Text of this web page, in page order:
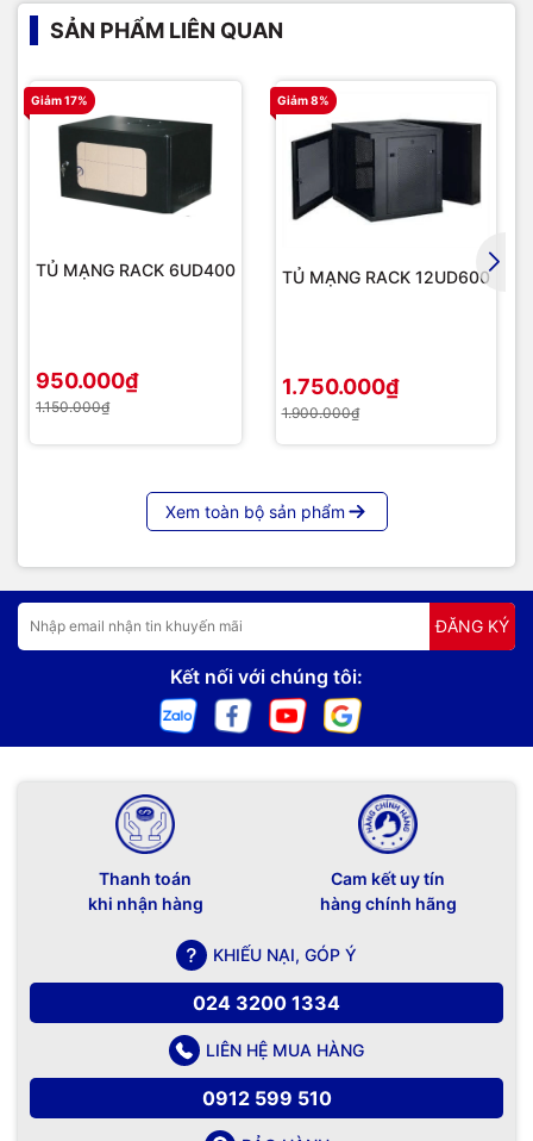
SẢN PHẨM LIÊN QUAN
Giảm 17%
TỦ MẠNG RACK 6UD400
950.000₫
1.150.000₫
Giảm 8%
TỦ MẠNG RACK 12UD600
1.750.000₫
1.900.000₫
Xem toàn bộ sản phẩm
ĐĂNG KÝ
Kết nối với chúng tôi:
Thanh toán
khi nhận hàng
Cam kết uy tín
hàng chính hãng
KHIẾU NẠI, GÓP Ý
024 3200 1334
LIÊN HỆ MUA HÀNG
0912 599 510